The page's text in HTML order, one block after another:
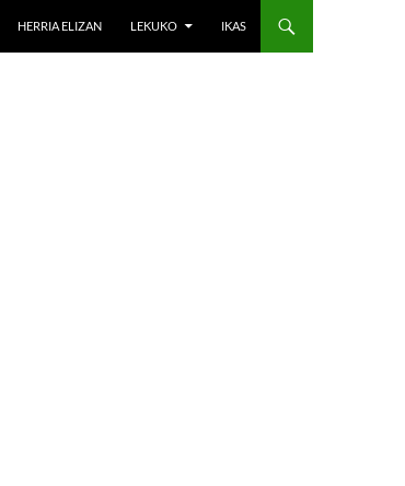
HERRIA ELIZAN LEKUKO IKAS